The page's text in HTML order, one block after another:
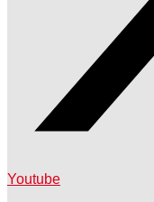
Youtube